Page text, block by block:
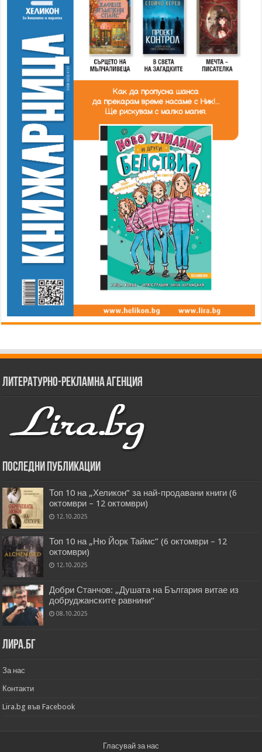
Литературно-рекламна агенция
Последни публикации
Топ 10 на „Хеликон” за най-продавани книги (6
октомври – 12 октомври)
12.10.2025
Топ 10 на „Ню Йорк Таймс” (6 октомври – 12
октомври)
12.10.2025
Добри Станчов: „Душата на България витае из
добруджанските равнини“
08.10.2025
Лира.бг
За нас
Контакти
Lira.bg във Facebook
Гласувай за нас